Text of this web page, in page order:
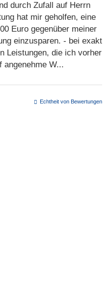
durch Zufall auf Herrn
hat mir geholfen, eine
Euro gegenüber meiner
einzusparen. - bei exakt
Leistungen, die ich vorher
angenehme W...
Echtheit von Bewertungen